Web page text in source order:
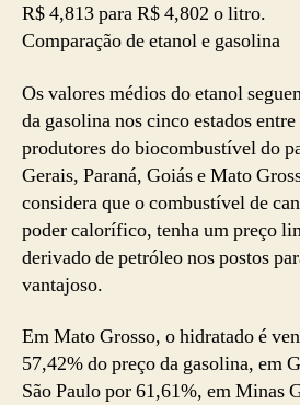
R$ 4,813 para R$ 4,802 o litro.
Comparação de etanol e gasolina
Os valores médios do etanol
da gasolina nos cinco estados
produtores do biocombustível do
Gerais, Paraná, Goiás e Mato
considera que o combustível de
poder calorífico, tenha um preço
derivado de petróleo nos postos
vantajoso.
Em Mato Grosso, o hidratado é
57,42% do preço da gasolina, em
São Paulo por 61,61%, em Minas